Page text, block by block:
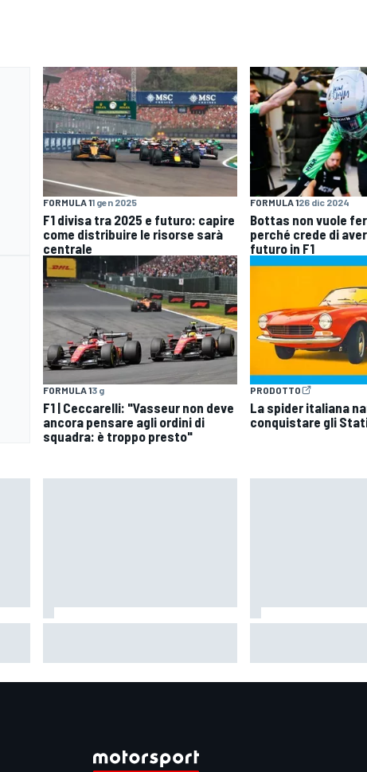
FORMULA 11 gen 2025
F1 divisa tra 2025 e futuro: capire
come distribuire le risorse sarà
centrale
FORMULA 126 dic 2024
Bottas non vuole
perché crede di
futuro in F1
FORMULA 13 g
F1 | Ceccarelli: "Vasseur non deve
ancora pensare agli ordini di
squadra: è troppo presto"
PRODOTTO
La spider italiana
conquistare gli
la caduta di Raul, avrebbero fatto
un particolare